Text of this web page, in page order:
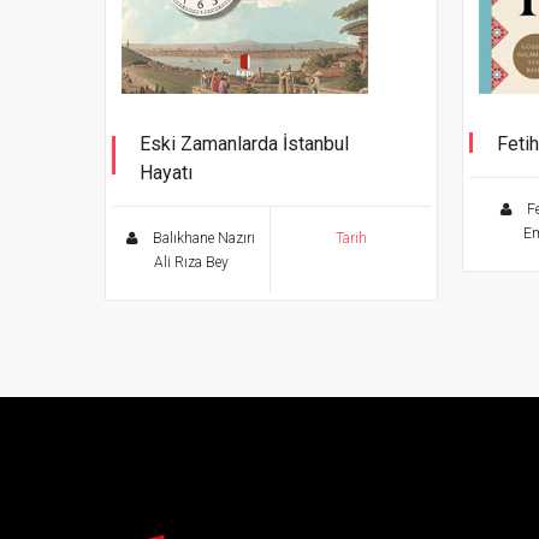
Eski Zamanlarda İstanbul
Hayatı
Balıkhane Nazırı
Ali Rıza Bey
Tarih